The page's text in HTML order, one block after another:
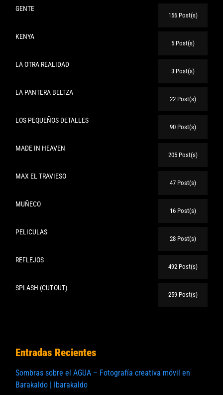
GENTE
156 Post(s)
KENYA
5 Post(s)
LA OTRA REALIDAD
3 Post(s)
LA PANTERA BELTZA
22 Post(s)
LOS PEQUEÑOS DETALLES
90 Post(s)
MADE IN HEAVEN
205 Post(s)
MAX EL TRAVIESO
47 Post(s)
MUÑECO
16 Post(s)
PELICULAS
28 Post(s)
REFLEJOS
492 Post(s)
SPLASH (CUT-OUT)
259 Post(s)
Entradas Recientes
Sombras sobre el AGUA – Fotografía creativa móvil en
Barakaldo | Ibarakaldo